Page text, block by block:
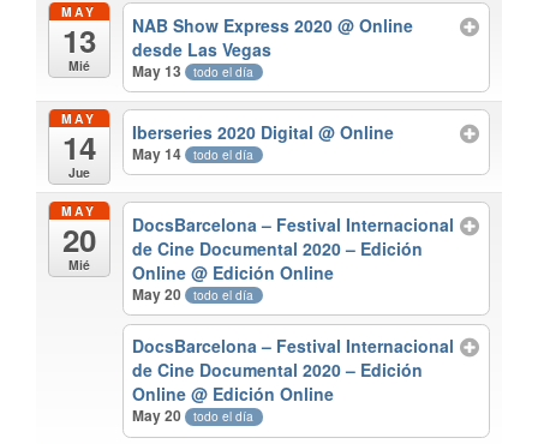
MAY
13
Mié
NAB Show Express 2020@ Online
desde Las Vegas
May 13 todo el día
MAY
14
Jue
Iberseries 2020 Digital@ Online
May 14 todo el día
MAY
20
Mié
DocsBarcelona – Festival Internacional
de Cine Documental 2020 – Edición
Online@ Edición Online
May 20 todo el día
DocsBarcelona – Festival Internacional
de Cine Documental 2020 – Edición
Online@ Edición Online
May 20 todo el día